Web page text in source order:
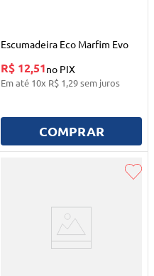
Escumadeira Eco Marfim Evo
R$ 12,51no PIX
Em até 10x R$ 1,29sem juros
COMPRAR